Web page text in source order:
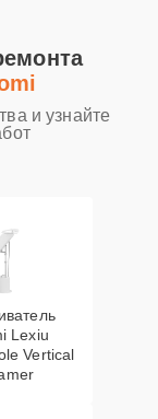
и узнайте
Lexiu
Vertical